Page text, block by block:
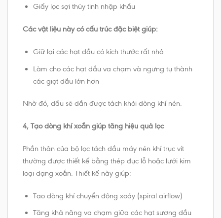
Giấy lọc sợi thủy tinh nhập khẩu
Các vật liệu này có cấu trúc đặc biệt giúp:
Giữ lại các hạt dầu có kích thước rất nhỏ
Làm cho các hạt dầu va chạm và ngưng tụ thành
các giọt dầu lớn hơn
Nhờ đó, dầu sẽ dần được tách khỏi dòng khí nén.
4, Tạo dòng khí xoắn giúp tăng hiệu quả lọc
Phần thân của bộ lọc tách dầu máy nén khí trục vít
thường được thiết kế bằng thép đục lỗ hoặc lưới kim
loại dạng xoắn. Thiết kế này giúp:
Tạo dòng khí chuyển động xoáy (spiral airflow)
Tăng khả năng va chạm giữa các hạt sương dầu